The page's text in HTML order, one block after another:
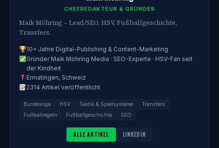
CHEFREDAKTEUR & GRÜNDER
Maik Möhring – Lead/SEO, HSV, Fußballgeschichte,
Transfers.
10+ Jahre Digital-Publishing & Content-Marketing
Gründer Maik Möhring Media · SEO-Experte · HSV-Fan seit
der Kindheit
Ermatingen, Schweiz
2314 Artikel veröffentlicht
Bundesliga HSV Taktik & Spielsysteme
Transfers
Fußballregeln
Fußballgeschichte SEO
ALLE ARTIKEL LINKEDIN